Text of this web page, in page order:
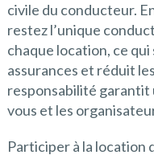
civile du conducteur.
restez l’unique
chaque location, ce
assurances et réduit
responsabilité garantit
vous et les
Participer à la location